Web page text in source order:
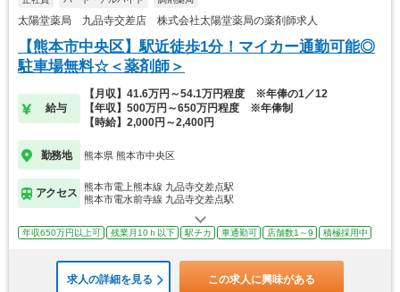
太陽堂薬局 九品寺交差店 株式会社太陽堂薬局の薬剤師求人
【熊本市中央区】駅近徒歩1分！マイカー通勤可能◎
駐車場無料☆＜薬剤師＞
給与
【月収】41.6万円～54.1万円程度 ※年俸の1／12
【年収】500万円～650万円程度 ※年俸制
【時給】2,000円～2,400円
勤務地 熊本県 熊本市中央区
アクセス
熊本市電上熊本線 九品寺交差点駅
熊本市電水前寺線 九品寺交差点駅
年収650万円以上可 残業月10ｈ以下 駅チカ 車通勤可 店舗数1～9 積極採用中
求人の詳細を見る この求人に興味がある